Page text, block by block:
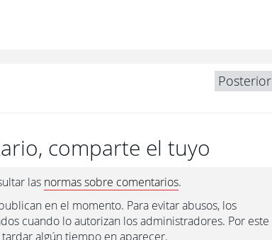
Posterior
comparte el tuyo
las normas sobre comentarios.
en el momento. Para evitar abusos, los
cuando lo autorizan los administradores. Por este
algún tiempo en aparecer.